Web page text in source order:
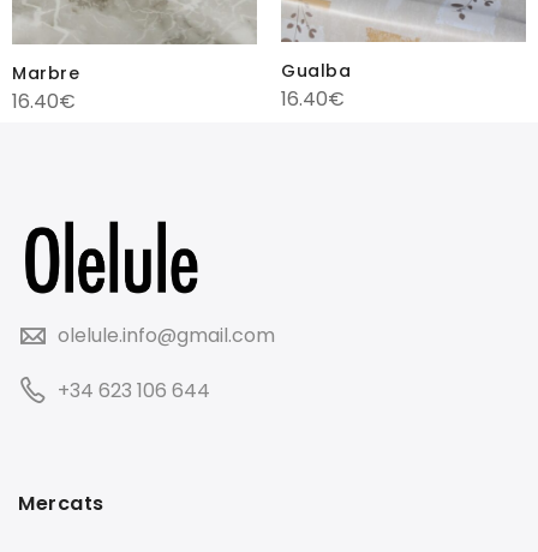
Marbre
16.40€
Gualba
16.40€
olelule.info@gmail.com
+34 623 106 644
Mercats